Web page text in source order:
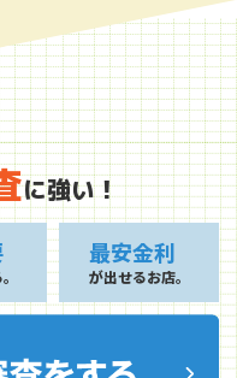
に強い！
最安金利
が出せるお店。